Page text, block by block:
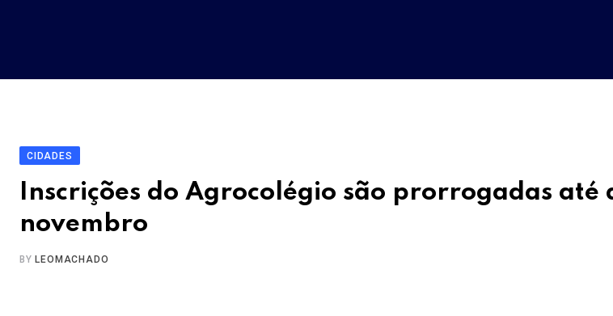
CIDADES
Inscrições do Agrocolégio são prorrogadas até
novembro
BY LEOMACHADO